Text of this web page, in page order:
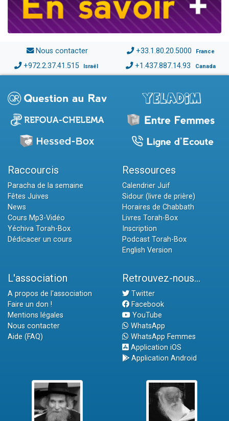
Nous contacter +33.1.80.20.5000 France
+972.2.37.41.515 Israël +1.437.887.14.93 Canada
Raccourcis
Paracha de la semaine
Fêtes Juives
News
Cours Mp3-Vidéo
Yéchiva Torah-Box
Dédicacer un cours
Ressources
Calendrier Juif
Sidour (livre de prière)
Horaires de Chabbath
Livres Torah-Box
Inscription
Podcast Torah-Box
English Version
L'association
A propos de l'association
Faire un don !
Mentions légales
Nous contacter
Aide (FAQ)
Retrouvez-nous...
Twitter
Facebook
YouTube
WhatsApp
WhatsApp Femmes
Application iOS
Application Android